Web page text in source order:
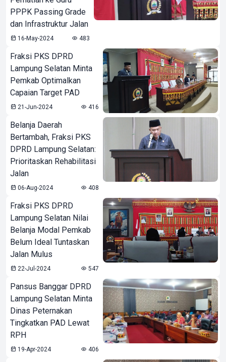
PPPK Passing Grade
dan Infrastruktur Jalan
16-May-2024 483
Fraksi PKS DPRD
Lampung Selatan Minta
Pemkab Optimalkan
Capaian Target PAD
21-Jun-2024 416
Belanja Daerah
Bertambah, Fraksi PKS
DPRD Lampung Selatan:
Prioritaskan Rehabilitasi
Jalan
06-Aug-2024 408
Fraksi PKS DPRD
Lampung Selatan Nilai
Belanja Modal Pemkab
Belum Ideal Tuntaskan
Jalan Mulus
22-Jul-2024 547
Pansus Banggar DPRD
Lampung Selatan Minta
Dinas Peternakan
Tingkatkan PAD Lewat
RPH
19-Apr-2024 406